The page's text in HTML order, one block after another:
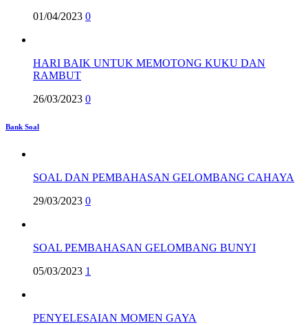
01/04/2023 0
HARI BAIK UNTUK MEMOTONG KUKU DAN
RAMBUT
26/03/2023 0
Bank Soal
SOAL DAN PEMBAHASAN GELOMBANG CAHAYA
29/03/2023 0
SOAL PEMBAHASAN GELOMBANG BUNYI
05/03/2023 1
PENYELESAIAN MOMEN GAYA